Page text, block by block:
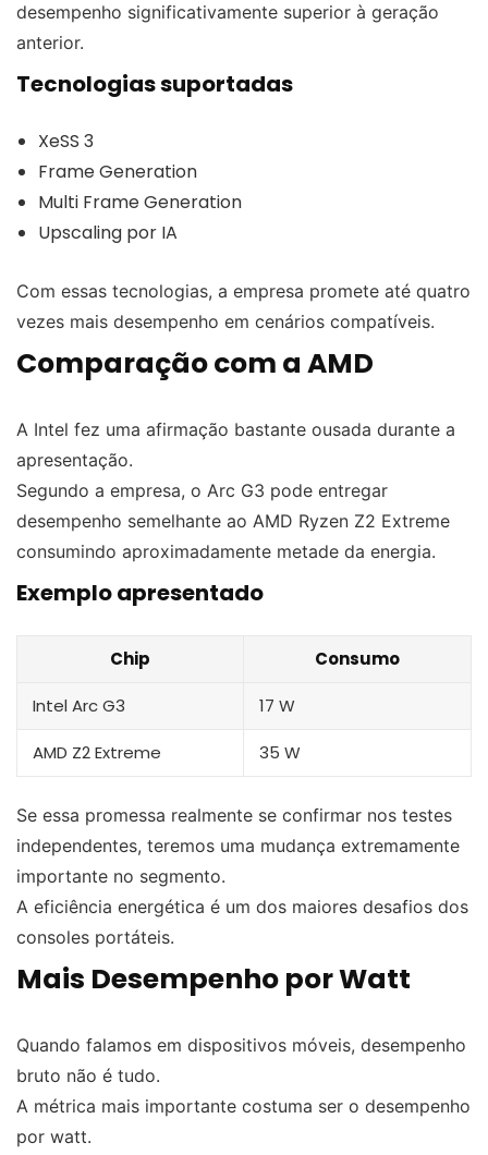
desempenho significativamente superior à geração
anterior.
Tecnologias suportadas
XeSS 3
Frame Generation
Multi Frame Generation
Upscaling por IA
Com essas tecnologias, a empresa promete até quatro
vezes mais desempenho em cenários compatíveis.
Comparação com a AMD
A Intel fez uma afirmação bastante ousada durante a
apresentação.
Segundo a empresa, o Arc G3 pode entregar
desempenho semelhante ao AMD Ryzen Z2 Extreme
consumindo aproximadamente metade da energia.
Exemplo apresentado
Chip Consumo
Intel Arc G3 17 W
AMD Z2 Extreme 35 W
Se essa promessa realmente se confirmar nos testes
independentes, teremos uma mudança extremamente
importante no segmento.
A eficiência energética é um dos maiores desafios dos
consoles portáteis.
Mais Desempenho por Watt
Quando falamos em dispositivos móveis, desempenho
bruto não é tudo.
A métrica mais importante costuma ser o desempenho
por watt.